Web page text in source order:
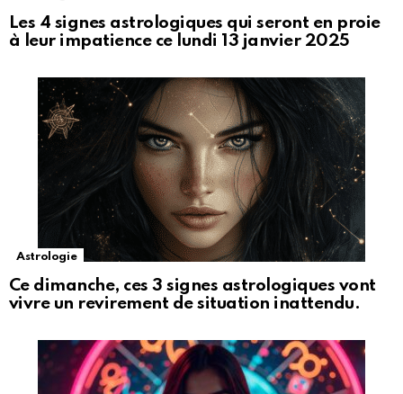
Les 4 signes astrologiques qui seront en proie
à leur impatience ce lundi 13 janvier 2025
Astrologie
Ce dimanche, ces 3 signes astrologiques vont
vivre un revirement de situation inattendu.